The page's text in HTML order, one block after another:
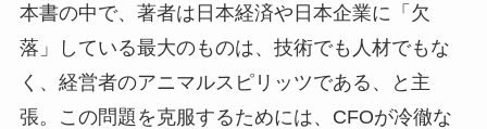
本書の中で、著者は日本経済や日本企業に「欠
落」している最大のものは、技術でも人材でもな
く、経営者のアニマルスピリッツである、と主
張。この問題を克服するためには、CFOが冷徹な